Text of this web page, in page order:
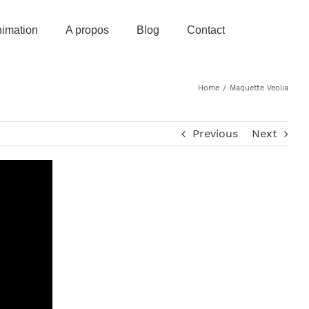
A propos Blog Contact
Home / Maquette Veolia
Previous Next